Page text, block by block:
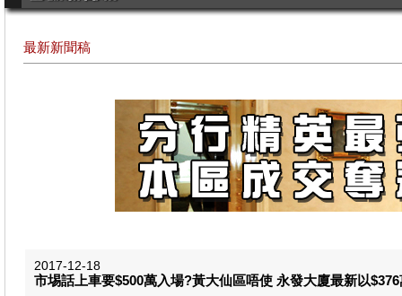
最新新聞稿
2017-12-18
市埸話上車要$500萬入場?黃大仙區唔使 永發大廈最新以